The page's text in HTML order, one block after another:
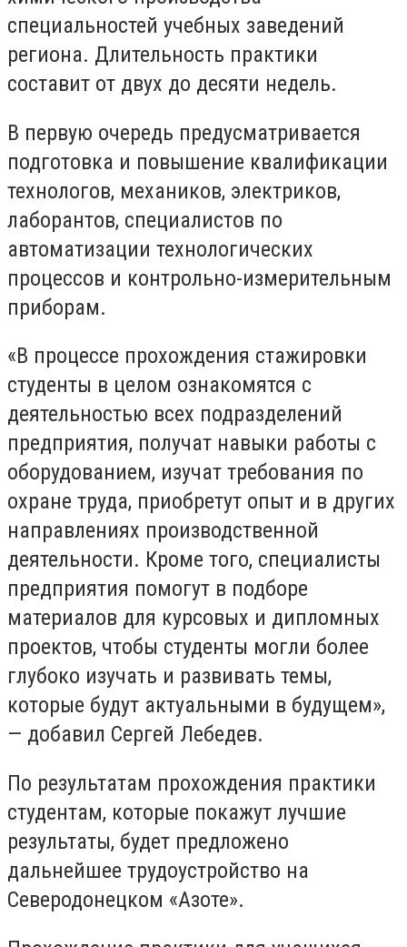
специальностей учебных заведений
региона. Длительность практики
составит от двух до десяти недель.
В первую очередь предусматривается
подготовка и повышение квалификации
технологов, механиков, электриков,
лаборантов, специалистов по
автоматизации технологических
процессов и контрольно-измерительным
приборам.
«В процессе прохождения стажировки
студенты в целом ознакомятся с
деятельностью всех подразделений
предприятия, получат навыки работы с
оборудованием, изучат требования по
охране труда, приобретут опыт и в других
направлениях производственной
деятельности. Кроме того, специалисты
предприятия помогут в подборе
материалов для курсовых и дипломных
проектов, чтобы студенты могли более
глубоко изучать и развивать темы,
которые будут актуальными в будущем»,
— добавил Сергей Лебедев.
По результатам прохождения практики
студентам, которые покажут лучшие
результаты, будет предложено
дальнейшее трудоустройство на
Северодонецком «Азоте».